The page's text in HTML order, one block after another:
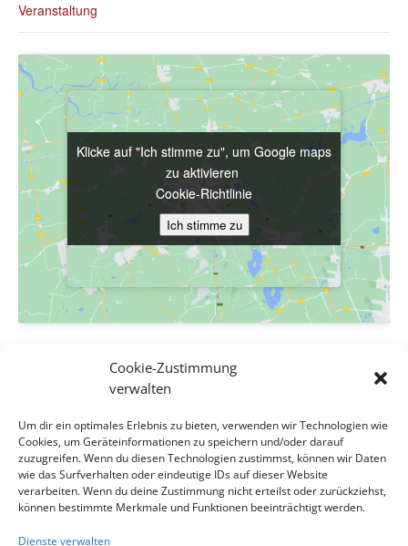
Cookie-Zustimmung
verwalten
Um dir ein optimales Erlebnis zu bieten, verwenden wir Technologien wie
Cookies, um Geräteinformationen zu speichern und/oder darauf
zuzugreifen. Wenn du diesen Technologien zustimmst, können wir Daten
wie das Surfverhalten oder eindeutige IDs auf dieser Website
verarbeiten. Wenn du deine Zustimmung nicht erteilst oder zurückziehst,
können bestimmte Merkmale und Funktionen beeinträchtigt werden.
Dienste verwalten
Veranstaltung
Evang. Pfarrgemeinde A.B. Wien-Hetzendorf
Wien, Wien 1120 Österreich Google Karte anzeigen
Veranstaltungsort-Website anzeigen
Klicke auf "Ich stimme zu", um Google maps
zu aktivieren
Cookie-Richtlinie
Ich stimme zu
Klicke auf "Ich stimme zu", um Google maps
zu aktivieren
Cookie-Richtlinie
Ich stimme zu
Tröstende Rituale in Hietzing, Pfarrer Lubomir Batka,